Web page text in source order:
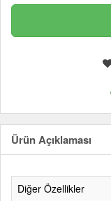
Ürün Açıklaması
Diğer Özellikler